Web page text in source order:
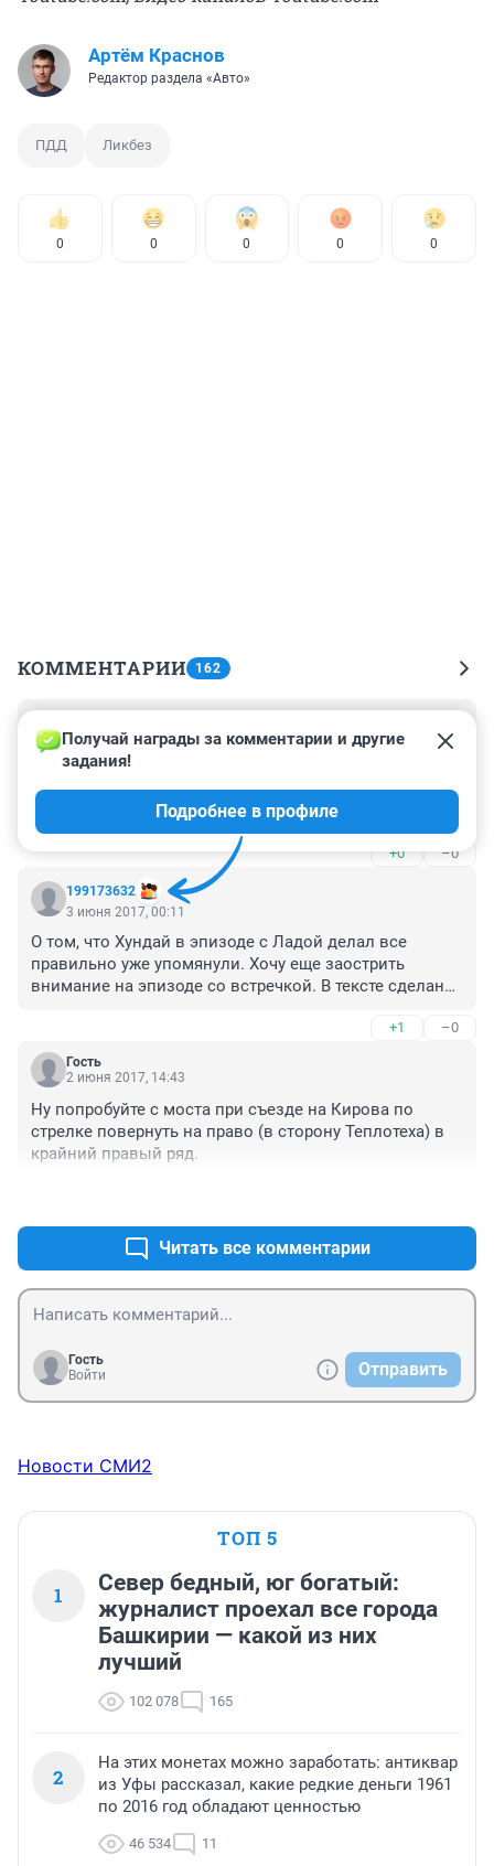
Артём Краснов
Редактор раздела «Авто»
ПДД Ликбез
0 0 0 0 0
КОММЕНТАРИИ 162
10 июня 2017, 00:38
Раньше правила требовали ПРОПУСТИТЬ пешеходов,
а равно ждать, пока не пройдут все пешеходы,
траекторию движения которых вы пересекаете, как
бы далеко они ни были.
По новым правилам вы обязаны УСТУПИТЬ дорогу
пешеходу, а равно не вызвать своими действиями
изменение скорости либо направления движения
пешехода.
+0 –0
199173632
Получай награды за комментарии и другие
задания!
Подробнее в профиле
3 июня 2017, 00:11
О том, что Хундай в эпизоде с Ладой делал все
правильно уже упомянули. Хочу еще заострить
внимание на эпизоде со встречкой. В тексте сделана
Выезжающий со второстепенной обязан уступить
ВСЕМ, двигающимся по главной, что бы они там на
конечно, привлекли бы за езду по встречке, но
виноват бы был автор видео. А вообще лучше
смотреть во все стороны всегда. Даже на главной.
+1 –0
Гость
2 июня 2017, 14:43
Ну попробуйте с моста при съезде на Кирова по
стрелке повернуть на право (в сторону Теплотеха) в
крайний правый ряд.
Читать все комментарии
Гость
Войти
Отправить
Новости СМИ2
ТОП 5
1
Север бедный, юг богатый:
журналист проехал все города
Башкирии — какой из них
лучший
102 078 165
2
На этих монетах можно заработать: антиквар
из Уфы рассказал, какие редкие деньги 1961
по 2016 год обладают ценностью
46 534 11